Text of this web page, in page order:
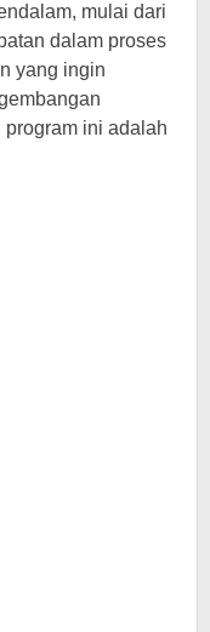
mulai dari
dalam proses
yang ingin
ini adalah